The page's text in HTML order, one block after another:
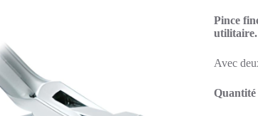
Pince
utilitaire.
Avec